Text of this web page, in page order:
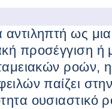
ως μια
προσέγγιση ή
ροών, η
παίζει στην
ουσιαστικό